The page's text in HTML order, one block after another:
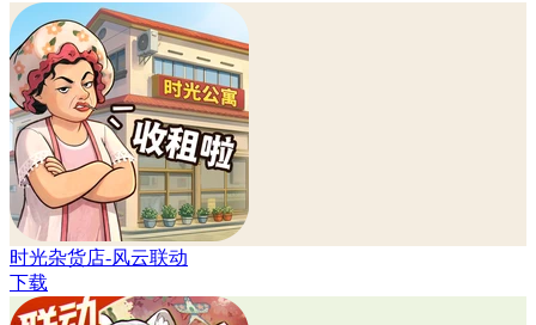
时光杂货店-风云联动
下载